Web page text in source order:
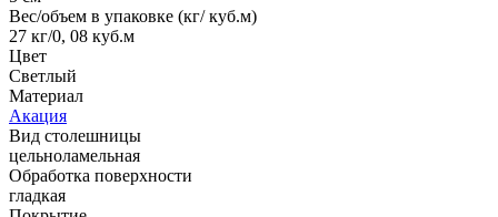
Вес/объем в упаковке (кг/ куб.м)
27 кг/0, 08 куб.м
Цвет
Светлый
Материал
Акация
Вид столешницы
цельноламельная
Обработка поверхности
гладкая